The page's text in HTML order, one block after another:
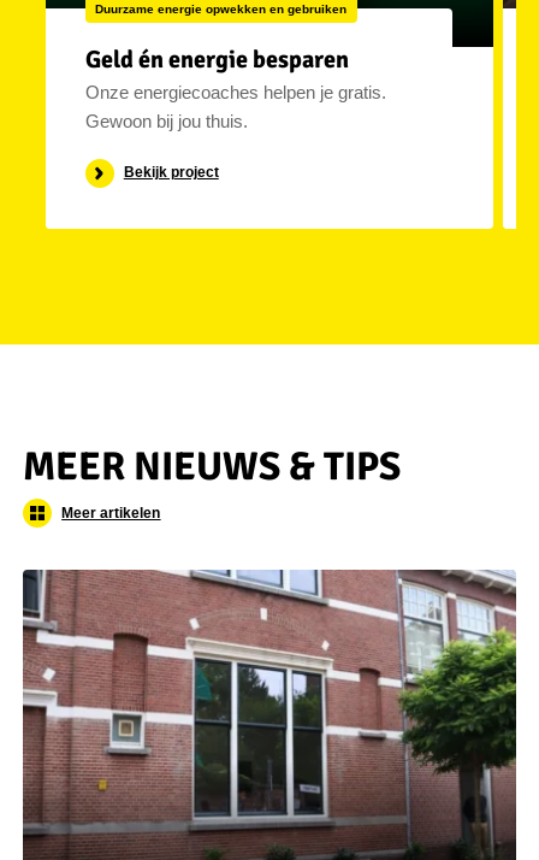
Duurzame energie opwekken en gebruiken
Geld én energie besparen
Onze energiecoaches helpen je gratis.
Gewoon bij jou thuis.
Bekijk project
MEER NIEUWS & TIPS
Meer artikelen